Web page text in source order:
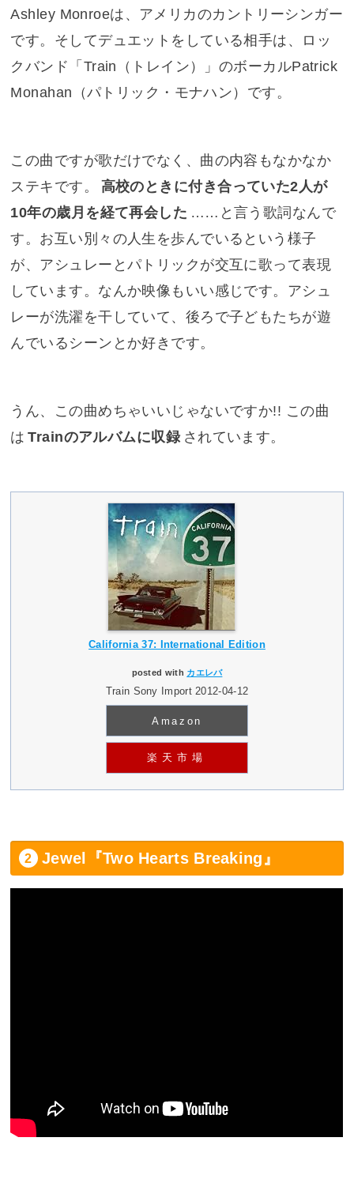
Ashley Monroeは、アメリカのカントリーシンガー
です。そしてデュエットをしている相手は、ロッ
クバンド「Train（トレイン）」のボーカルPatrick
Monahan（パトリック・モナハン）です。
この曲ですが歌だけでなく、曲の内容もなかなか
ステキです。
高校のときに付き合っていた2人が
10年の歳月を経て再会した ……と言う歌詞なんで
す。お互い別々の人生を歩んでいるという様子
が、アシュレーとパトリックが交互に歌って表現
しています。なんか映像もいい感じです。アシュ
レーが洗濯を干していて、後ろで子どもたちが遊
んでいるシーンとか好きです。
うん、この曲めちゃいいじゃないですか!! この曲
は Trainのアルバムに収録 されています。
California 37: International Edition
posted with カエレバ
Train Sony Import 2012-04-12
Amazon
楽天市場
Jewel『Two Hearts Breaking』